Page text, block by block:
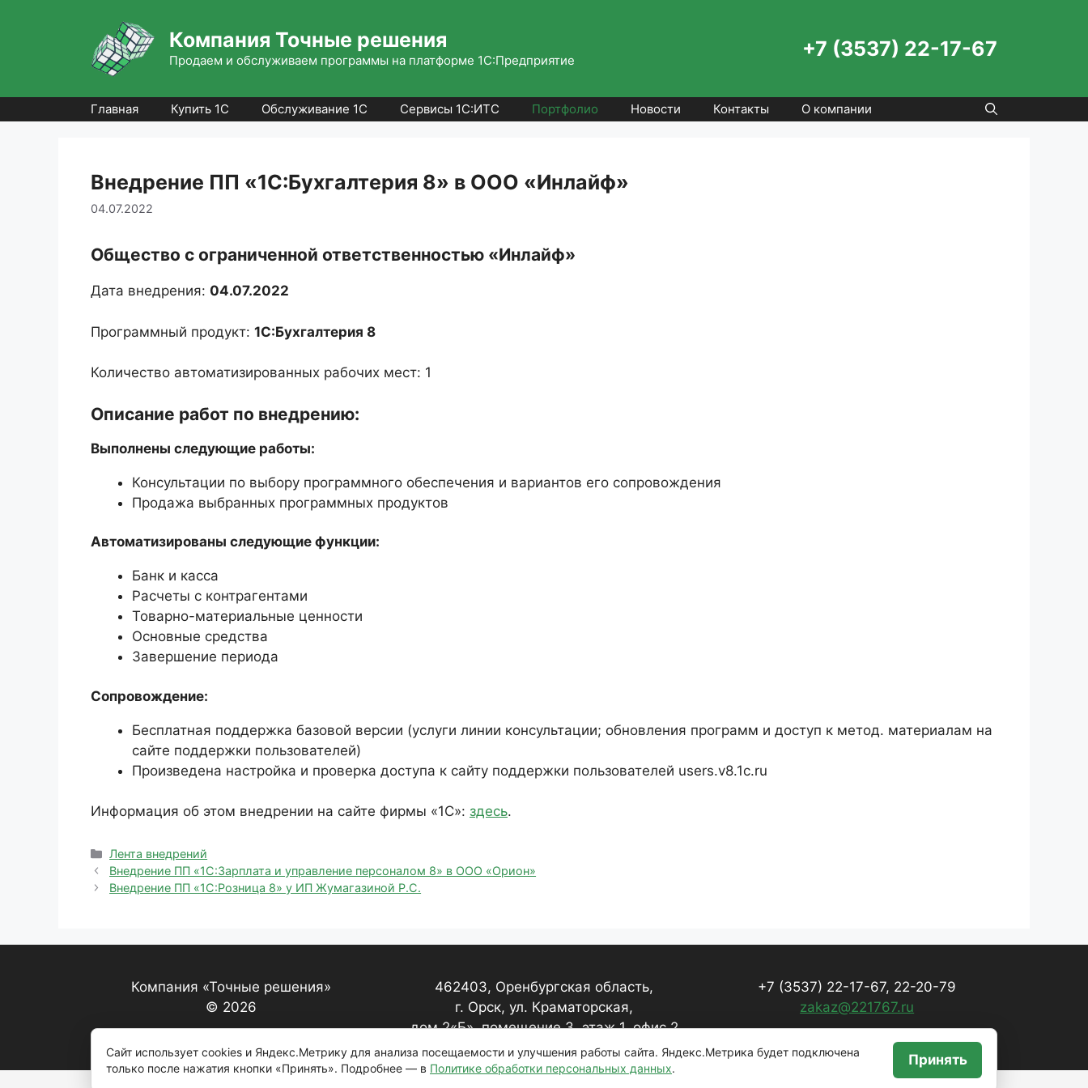
содержимому
Компания Точные решения
Продаем и обслуживаем программы на платформе 1С:Предприятие +7 (3537) 22-17-67
Главная Купить 1С Обслуживание 1С Сервисы 1С:ИТС Портфолио Новости Контакты О компании
Внедрение ПП «1С:Бухгалтерия 8» в ООО «Инлайф»
04.07.2022
Общество с ограниченной ответственностью «Инлайф»
Дата внедрения: 04.07.2022
Программный продукт: 1С:Бухгалтерия 8
Количество автоматизированных рабочих мест: 1
Описание работ по внедрению:
Выполнены следующие работы:
Консультации по выбору программного обеспечения и вариантов его сопровождения
Продажа выбранных программных продуктов
Автоматизированы следующие функции:
Банк и касса
Расчеты с контрагентами
Товарно-материальные ценности
Основные средства
Завершение периода
Сопровождение:
Бесплатная поддержка базовой версии (услуги линии консультации; обновления программ и доступ к метод. материалам на
сайте поддержки пользователей)
Произведена настройка и проверка доступа к сайту поддержки пользователей users.v8.1c.ru
Информация об этом внедрении на сайте фирмы «1С»: здесь.
Рубрики
Лента внедрений
Внедрение ПП «1С:Зарплата и управление персоналом 8» в ООО «Орион»
Внедрение ПП «1С:Розница 8» у ИП Жумагазиной Р.С.
Компания «Точные решения»
© 2026
462403, Оренбургская область,
г. Орск, ул. Краматорская,
дом 2«Б», помещение 3, этаж 1, офис 2
+7 (3537) 22-17-67, 22-20-79
zakaz@221767.ru
Сайт использует cookies и Яндекс.Метрику для анализа посещаемости и улучшения работы сайта. Яндекс.Метрика будет подключена
только после нажатия кнопки «Принять». Подробнее — в Политике обработки персональных данных. Принять